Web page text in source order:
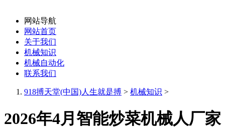
网站导航
网站首页
关于我们
机械知识
机械自动化
联系我们
918搏天堂(中国)人生就是搏 > 机械知识 >
2026年4月智能炒菜机械人厂家